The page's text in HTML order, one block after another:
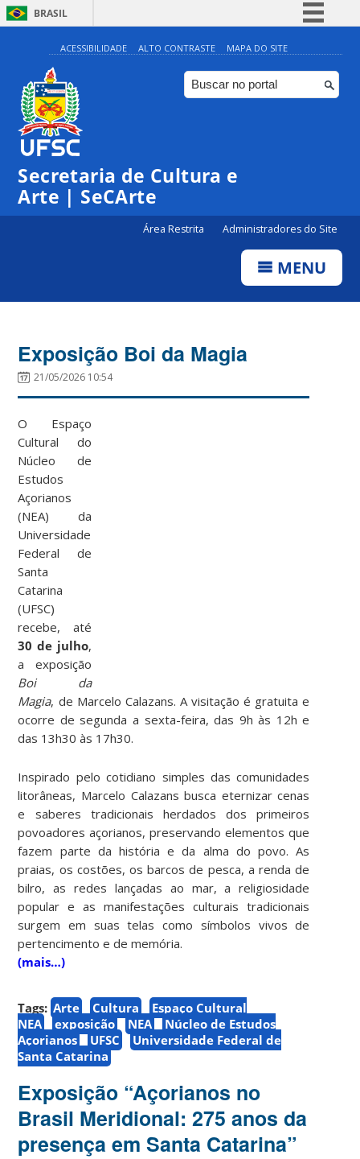
BRASIL
Simplifique!
Comunica BR
Participe
ACESSIBILIDADE ALTO CONTRASTE MAPA DO SITE
Secretaria de Cultura e
Arte | SeCArte
Área Restrita Administradores do Site
MENU
Exposição Boi da Magia
21/05/2026 10:54
O Espaço
Cultural do
Núcleo de
Estudos
Açorianos
(NEA) da
Universidade
Federal de
Santa
Catarina
(UFSC)
recebe, até
30 de julho,
a exposição
Boi da
Magia, de Marcelo Calazans. A visitação é gratuita e
ocorre de segunda a sexta-feira, das 9h às 12h e
das 13h30 às 17h30.
Inspirado pelo cotidiano simples das comunidades
litorâneas, Marcelo Calazans busca eternizar cenas
e saberes tradicionais herdados dos primeiros
povoadores açorianos, preservando elementos que
fazem parte da história e da alma do povo. As
praias, os costões, os barcos de pesca, a renda de
bilro, as redes lançadas ao mar, a religiosidade
popular e as manifestações culturais tradicionais
surgem em suas telas como símbolos vivos de
pertencimento e de memória.
(mais…)
Tags: Arte Cultura
Espaço Cultural
NEA
exposição NEA
Núcleo de Estudos
Açorianos
UFSC
Universidade Federal de
Santa Catarina
Exposição “Açorianos no
Brasil Meridional: 275 anos da
presença em Santa Catarina”